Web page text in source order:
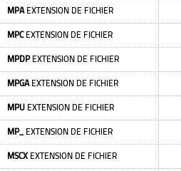
MPAEXTENSION DE FICHIER
MPCEXTENSION DE FICHIER
MPDPEXTENSION DE FICHIER
MPGAEXTENSION DE FICHIER
MPU EXTENSION DE FICHIER
MP_ EXTENSION DE FICHIER
MSCXEXTENSION DE FICHIER